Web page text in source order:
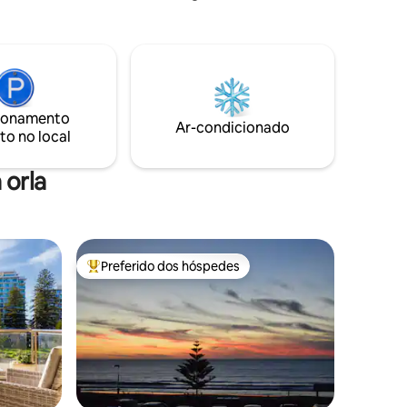
dos
15
máximo as vistas do rio. Nossa cozinha
está equipada com tudo o que você
precisa para preparar refeições. A
Floathouse está ancorada
marina fechada.
no local
Ar-condicionado
Entre os melhores preferidos dos hóspedes
Preferido dos hóspedes